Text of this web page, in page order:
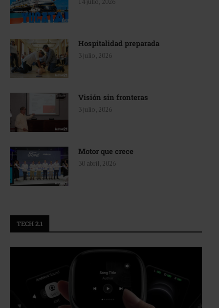
Hospitalidad preparada
3 julio, 2026
Visión sin fronteras
3 julio, 2026
Motor que crece
30 abril, 2026
TECH 2.1